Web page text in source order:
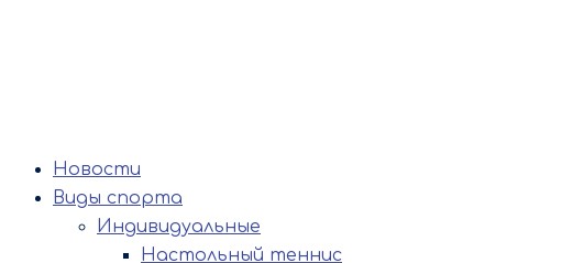
Новости
Виды спорта
Индивидуальные
Настольный теннис